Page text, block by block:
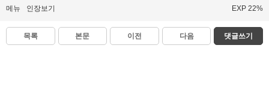
메뉴 인장보기 EXP 22%
목록 본문 이전 다음 댓글쓰기